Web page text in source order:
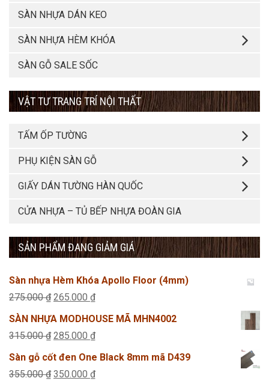
SÀN NHỰA DÁN KEO
SÀN NHỰA HÈM KHÓA
SÀN GỖ SALE SỐC
VẬT TƯ TRANG TRÍ NỘI THẤT
TẤM ỐP TƯỜNG
PHỤ KIỆN SÀN GỖ
GIẤY DÁN TƯỜNG HÀN QUỐC
CỬA NHỰA – TỦ BẾP NHỰA ĐOÀN GIA
SẢN PHẨM ĐANG GIẢM GIÁ
Sàn nhựa Hèm Khóa Apollo Floor (4mm)
275.000₫ Giá
gốc
là:
265.000 ₫Giá
hiện
tại
265.000 ₫.
SÀN NHỰA MODHOUSE MÃ MHN4002
315.000₫ Giá
gốc
là:
285.000 ₫Giá
hiện
tại
Sàn gỗ cốt đen One Black 8mm mã D439
355.000₫ Giá
350.000 ₫Giá